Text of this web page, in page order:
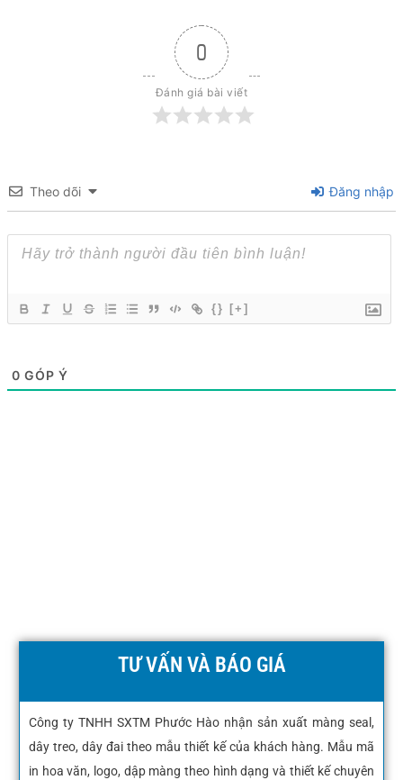
0
Đánh giá bài viết
Theo dõi Đăng nhập
{} [+]
0 GÓP Ý
TƯ VẤN VÀ BÁO GIÁ
Công ty TNHH SXTM Phước Hào nhận sản xuất màng seal,
dây treo, dây đai theo mẫu thiết kế của khách hàng. Mẫu mã
in hoa văn, logo, dập màng theo hình dạng và thiết kế chuyên